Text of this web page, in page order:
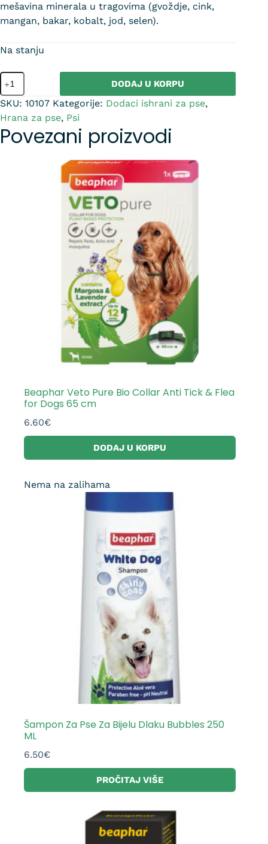
mešavina minerala u tragovima (gvoždje, cink,
mangan, bakar, kobalt, jod, selen).
Na stanju
DODAJ U KORPU
SKU: 10107 Kategorije: Dodaci ishrani za pse,
Hrana za pse, Psi
Povezani proizvodi
Beaphar Veto Pure Bio Collar Anti Tick & Flea
for Dogs 65 cm
6.60€
DODAJ U KORPU
Nema na zalihama
Šampon Za Pse Za Bijelu Dlaku Bubbles 250
ML
6.50€
PROČITAJ VIŠE